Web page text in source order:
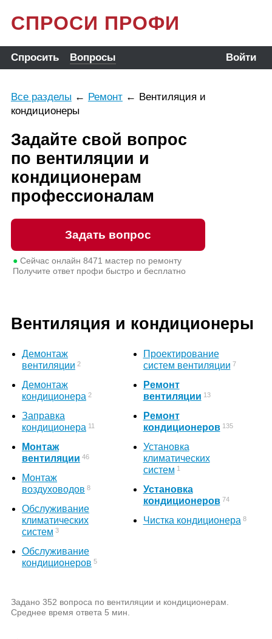
СПРОСИ ПРОФИ
Спросить Вопросы Войти
Все разделы ← Ремонт← Вентиляция и
кондиционеры
Задайте свой вопрос
по вентиляции и
кондиционерам
профессионалам
Задать вопрос
●Сейчас онлайн 8471 мастер по ремонту
Получите ответ профи быстро и бесплатно
Вентиляция и кондиционеры
Демонтаж
вентиляции 2
Демонтаж
кондиционера 2
Заправка
кондиционера 11
Монтаж
вентиляции 46
Монтаж
воздуховодов 8
Обслуживание
климатических
систем 3
Обслуживание
кондиционеров 5
Проектирование
систем вентиляции 7
Ремонт
вентиляции 13
Ремонт
кондиционеров 135
Установка
климатических
систем 1
Установка
кондиционеров 74
Чистка кондиционера 8
Задано 352 вопроса по вентиляции и кондиционерам.
Среднее время ответа 5 мин.